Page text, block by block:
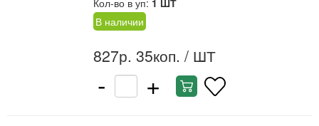
Кол-во в уп: 1 ШТ
В наличии
827р. 35коп. / ШТ
- +